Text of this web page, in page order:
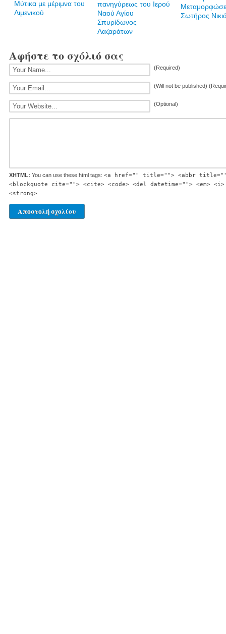
Μύτικα με μέριμνα του
Λιμενικού
πανηγύρεως του Ιερού
Ναού Αγίου
Σπυρίδωνος
Λαζαράτων
Σωτήρος
Αφήστε το σχόλιό σας
(Required)
(Will not be published)
(Optional)
XHTML: You can use these html tags: <a href="" title=""> <abbr
<blockquote cite=""> <cite> <code> <del datetime=""> <em>
<strong>